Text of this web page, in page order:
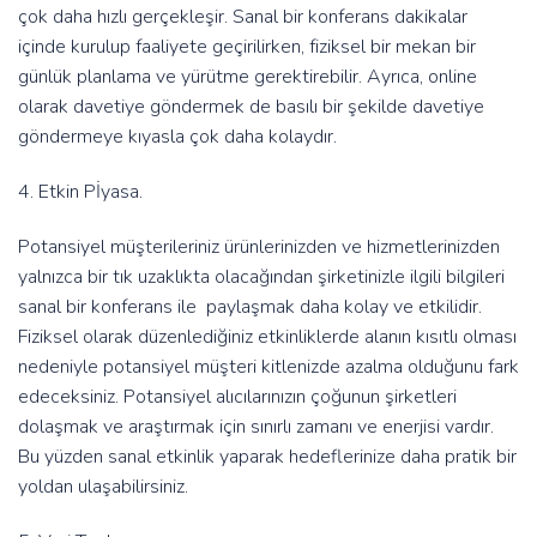
çok daha hızlı gerçekleşir. Sanal bir konferans dakikalar
içinde kurulup faaliyete geçirilirken, fiziksel bir mekan bir
günlük planlama ve yürütme gerektirebilir. Ayrıca, online
olarak davetiye göndermek de basılı bir şekilde davetiye
göndermeye kıyasla çok daha kolaydır.
4. Etkin Pİyasa.
Potansiyel müşterileriniz ürünlerinizden ve hizmetlerinizden
yalnızca bir tık uzaklıkta olacağından şirketinizle ilgili bilgileri
sanal bir konferans ile paylaşmak daha kolay ve etkilidir.
Fiziksel olarak düzenlediğiniz etkinliklerde alanın kısıtlı olması
nedeniyle potansiyel müşteri kitlenizde azalma olduğunu fark
edeceksiniz. Potansiyel alıcılarınızın çoğunun şirketleri
dolaşmak ve araştırmak için sınırlı zamanı ve enerjisi vardır.
Bu yüzden sanal etkinlik yaparak hedeflerinize daha pratik bir
yoldan ulaşabilirsiniz.